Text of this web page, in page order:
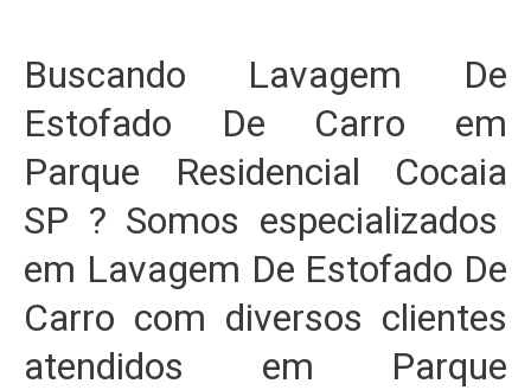
Buscando Lavagem De
Estofado De Carro em
Parque Residencial Cocaia
SP ? Somos especializados
em Lavagem De Estofado De
Carro com diversos clientes
atendidos em Parque